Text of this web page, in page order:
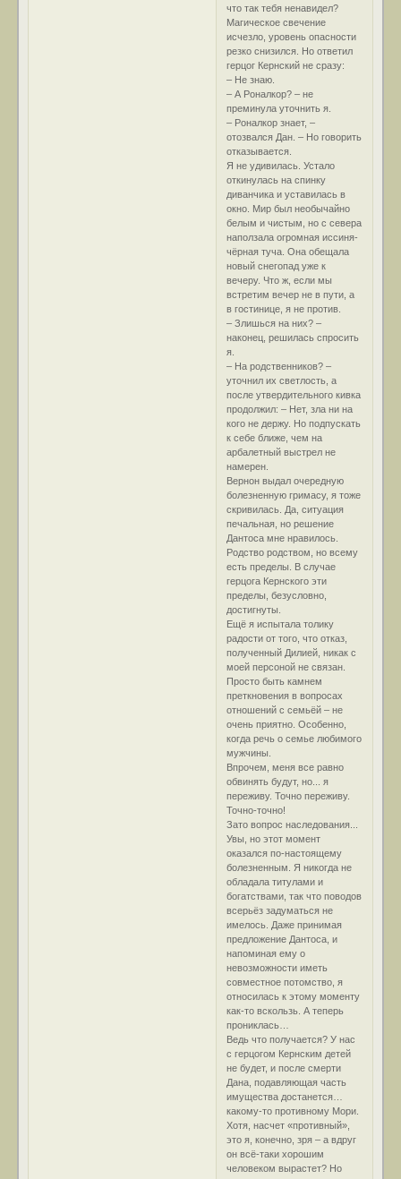
что так тебя ненавидел?
Магическое свечение
исчезло, уровень опасности
резко снизился. Но ответил
герцог Кернский не сразу:
– Не знаю.
– А Роналкор? – не
преминула уточнить я.
– Роналкор знает, –
отозвался Дан. – Но говорить
отказывается.
Я не удивилась. Устало
откинулась на спинку
диванчика и уставилась в
окно. Мир был необычайно
белым и чистым, но с севера
наползала огромная иссиня-
чёрная туча. Она обещала
новый снегопад уже к
вечеру. Что ж, если мы
встретим вечер не в пути, а
в гостинице, я не против.
– Злишься на них? –
наконец, решилась спросить
я.
– На родственников? –
уточнил их светлость, а
после утвердительного кивка
продолжил: – Нет, зла ни на
кого не держу. Но подпускать
к себе ближе, чем на
арбалетный выстрел не
намерен.
Вернон выдал очередную
болезненную гримасу, я тоже
скривилась. Да, ситуация
печальная, но решение
Дантоса мне нравилось.
Родство родством, но всему
есть пределы. В случае
герцога Кернского эти
пределы, безусловно,
достигнуты.
Ещё я испытала толику
радости от того, что отказ,
полученный Дилией, никак с
моей персоной не связан.
Просто быть камнем
преткновения в вопросах
отношений с семьёй – не
очень приятно. Особенно,
когда речь о семье любимого
мужчины.
Впрочем, меня все равно
обвинять будут, но... я
переживу. Точно переживу.
Точно-точно!
Зато вопрос наследования...
Увы, но этот момент
оказался по-настоящему
болезненным. Я никогда не
обладала титулами и
богатствами, так что поводов
всерьёз задуматься не
имелось. Даже принимая
предложение Дантоса, и
напоминая ему о
невозможности иметь
совместное потомство, я
относилась к этому моменту
как-то вскользь. А теперь
прониклась…
Ведь что получается? У нас
с герцогом Кернским детей
не будет, и после смерти
Дана, подавляющая часть
имущества достанется…
какому-то противному Мори.
Хотя, насчет «противный»,
это я, конечно, зря – а вдруг
он всё-таки хорошим
человеком вырастет? Но